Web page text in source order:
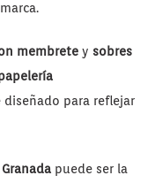
membrete y sobres
para reflejar
puede ser la